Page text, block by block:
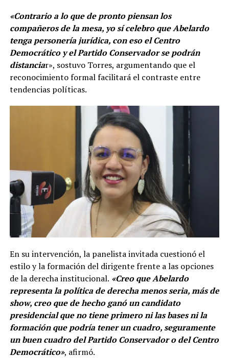
«Contrario a lo que de pronto piensan los
compañeros de la mesa, yo sí celebro que Abelardo
tenga personería jurídica, con eso el Centro
Democrático y el Partido Conservador se podrán
distanciar», sostuvo Torres, argumentando que el
reconocimiento formal facilitará el contraste entre
tendencias políticas.
En su intervención, la panelista invitada cuestionó el
estilo y la formación del dirigente frente a las opciones
de la derecha institucional. «Creo que Abelardo
representa la política de derecha menos seria, más de
show, creo que de hecho ganó un candidato
presidencial que no tiene primero ni las bases ni la
formación que podría tener un cuadro, seguramente
un buen cuadro del Partido Conservador o del Centro
Democrático», afirmó.